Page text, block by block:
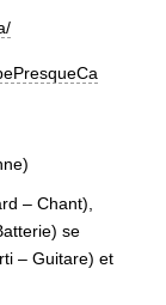
– Chant),
se
– Guitare) et